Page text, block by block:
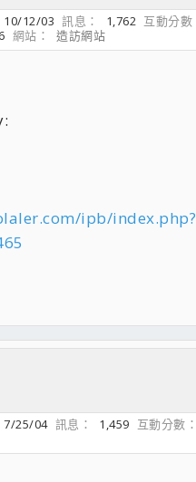
10/12/03 訊息 1,762 互動分數
網站
造訪網站
ipb/index.php?
7/25/04 訊息 1,459 互動分數